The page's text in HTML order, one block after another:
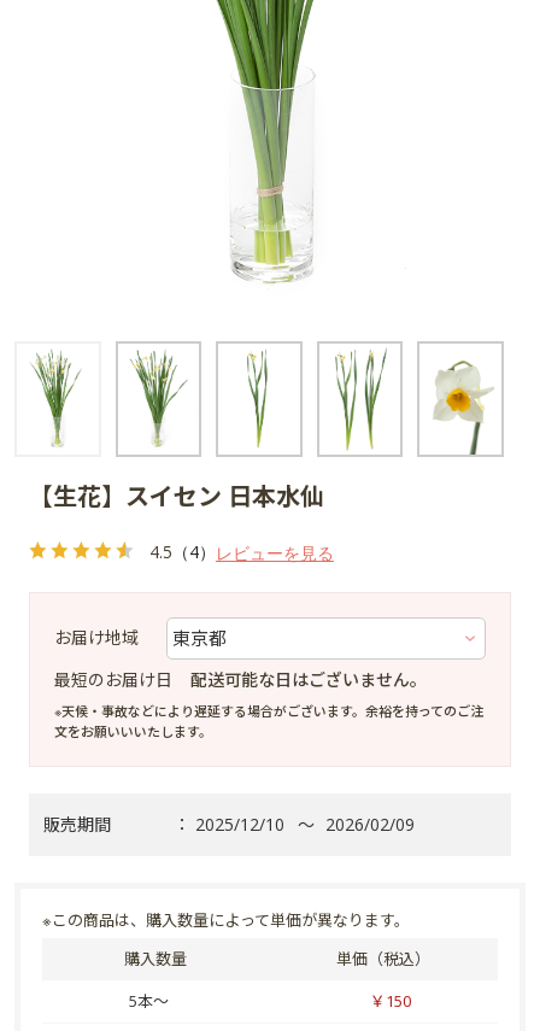
【生花】スイセン 日本水仙
お届け地域
最短のお届け日
配送可能な日はございません。
※天候・事故などにより遅延する場合がございます。余裕を持ってのご注
文をお願いいいたします。
販売期間 ： 2025/12/10 ～ 2026/02/09
※この商品は、購入数量によって単価が異なります。
購入数量
単価（税込）
5本～
￥150
4.5 （4） レビューを見る